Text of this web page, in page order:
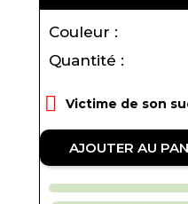
Couleur :
Quantité :
 Victime de son
AJOUTER AU